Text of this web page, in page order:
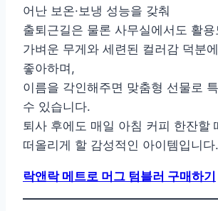
어난 보온·보냉 성능을 갖춰
출퇴근길은 물론 사무실에서도 활
가벼운 무게와 세련된 컬러감 덕분
좋아하며,
이름을 각인해주면 맞춤형 선물로
수 있습니다.
퇴사 후에도 매일 아침 커피 한잔할
떠올리게 할 감성적인 아이템입니다.
락앤락 메트로 머그 텀블러 구매하기